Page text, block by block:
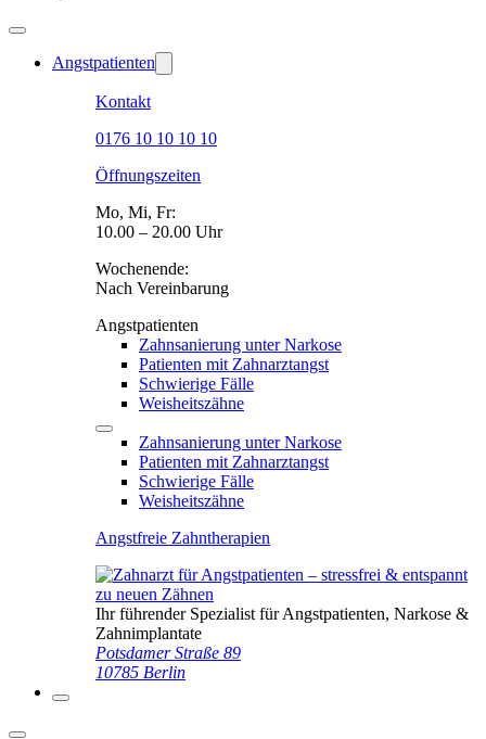
Angstpatienten
Kontakt
0176 10 10 10 10
Öffnungszeiten
Mo, Mi, Fr:
10.00 – 20.00 Uhr
Wochenende:
Nach Vereinbarung
Angstpatienten
Zahnsanierung unter Narkose
Patienten mit Zahnarztangst
Schwierige Fälle
Weisheitszähne
Zahnsanierung unter Narkose
Patienten mit Zahnarztangst
Schwierige Fälle
Weisheitszähne
Angstfreie Zahntherapien
Ihr führender Spezialist für Angstpatienten, Narkose &
Zahnimplantate
Potsdamer Straße 89
10785 Berlin